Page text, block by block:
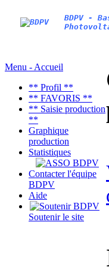
BDPV -
Menu - Accueil
** Profil **
** FAVORIS **
** Saisie production
**
Graphique
production
Statistiques
Contacter l'équipe
BDPV
Aide
Soutenir le site